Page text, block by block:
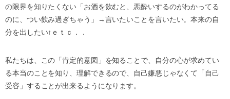
の限界を知りたくない「お酒を飲むと、悪酔いするのがわかってる
のに、つい飲み過ぎちゃう」→言いたいことを言いたい。本来の自
分を出したい↑ｅｔｃ．．
私たちは、この「肯定的意図」を知ることで、自分の心が求めてい
る本当のことを知り、理解できるので、自己嫌悪じゃなくて「自己
受容」することが出来るようになります。